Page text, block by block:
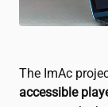
The ImAc
accessible